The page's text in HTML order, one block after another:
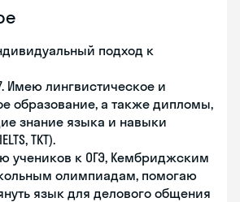
подход к
Имею лингвистическое и
образование, а также дипломы,
знание языка и навыки
TKT).
учеников к ОГЭ, Кембриджским
олимпиадам, помогаю
язык для делового общения